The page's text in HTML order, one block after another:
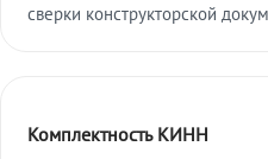
сверки конструкторской
Комплектность КИНН